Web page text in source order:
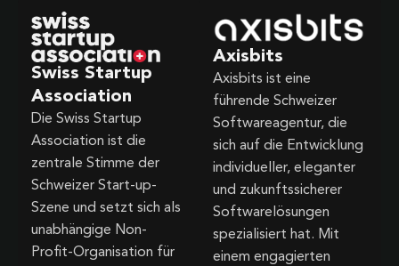
Swiss Startup
Association
Die Swiss Startup
Association ist die
zentrale Stimme der
Schweizer Start-up-
Szene und setzt sich als
unabhängige Non-
Profit-Organisation für
Axisbits
Axisbits ist eine
führende Schweizer
Softwareagentur, die
sich auf die Entwicklung
individueller, eleganter
und zukunftssicherer
Softwarelösungen
spezialisiert hat. Mit
einem engagierten